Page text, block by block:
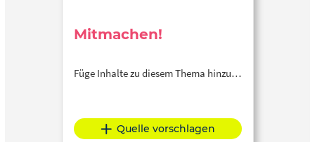
Mitmachen!
Füge Inhalte zu diesem Thema hinzu…
Quelle vorschlagen